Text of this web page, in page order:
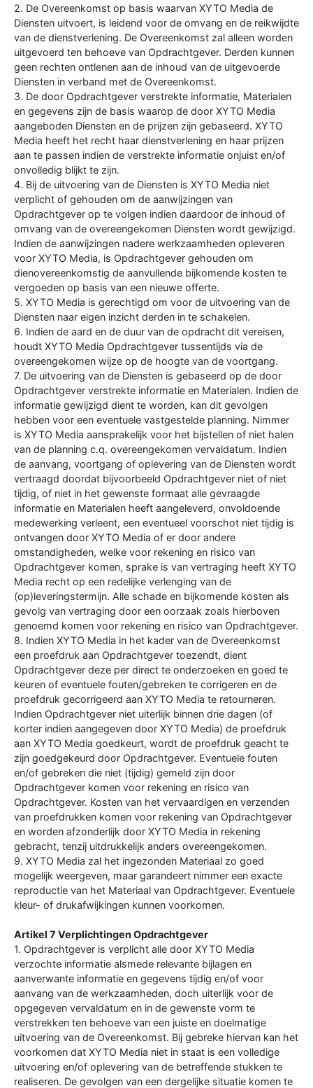
2. De Overeenkomst op basis waarvan XYTO Media de
Diensten uitvoert, is leidend voor de omvang en de reikwijdte
van de dienstverlening. De Overeenkomst zal alleen worden
uitgevoerd ten behoeve van Opdrachtgever. Derden kunnen
geen rechten ontlenen aan de inhoud van de uitgevoerde
Diensten in verband met de Overeenkomst.
3. De door Opdrachtgever verstrekte informatie, Materialen
en gegevens zijn de basis waarop de door XYTO Media
aangeboden Diensten en de prijzen zijn gebaseerd. XYTO
Media heeft het recht haar dienstverlening en haar prijzen
aan te passen indien de verstrekte informatie onjuist en/of
onvolledig blijkt te zijn.
4. Bij de uitvoering van de Diensten is XYTO Media niet
verplicht of gehouden om de aanwijzingen van
Opdrachtgever op te volgen indien daardoor de inhoud of
omvang van de overeengekomen Diensten wordt gewijzigd.
Indien de aanwijzingen nadere werkzaamheden opleveren
voor XYTO Media, is Opdrachtgever gehouden om
dienovereenkomstig de aanvullende bijkomende kosten te
vergoeden op basis van een nieuwe offerte.
5. XYTO Media is gerechtigd om voor de uitvoering van de
Diensten naar eigen inzicht derden in te schakelen.
6. Indien de aard en de duur van de opdracht dit vereisen,
houdt XYTO Media Opdrachtgever tussentijds via de
overeengekomen wijze op de hoogte van de voortgang.
7. De uitvoering van de Diensten is gebaseerd op de door
Opdrachtgever verstrekte informatie en Materialen. Indien de
informatie gewijzigd dient te worden, kan dit gevolgen
hebben voor een eventuele vastgestelde planning. Nimmer
is XYTO Media aansprakelijk voor het bijstellen of niet halen
van de planning c.q. overeengekomen vervaldatum. Indien
de aanvang, voortgang of oplevering van de Diensten wordt
vertraagd doordat bijvoorbeeld Opdrachtgever niet of niet
tijdig, of niet in het gewenste formaat alle gevraagde
informatie en Materialen heeft aangeleverd, onvoldoende
medewerking verleent, een eventueel voorschot niet tijdig is
ontvangen door XYTO Media of er door andere
omstandigheden, welke voor rekening en risico van
Opdrachtgever komen, sprake is van vertraging heeft XYTO
Media recht op een redelijke verlenging van de
(op)leveringstermijn. Alle schade en bijkomende kosten als
gevolg van vertraging door een oorzaak zoals hierboven
genoemd komen voor rekening en risico van Opdrachtgever.
8. Indien XYTO Media in het kader van de Overeenkomst
een proefdruk aan Opdrachtgever toezendt, dient
Opdrachtgever deze per direct te onderzoeken en goed te
keuren of eventuele fouten/gebreken te corrigeren en de
proefdruk gecorrigeerd aan XYTO Media te retourneren.
Indien Opdrachtgever niet uiterlijk binnen drie dagen (of
korter indien aangegeven door XYTO Media) de proefdruk
aan XYTO Media goedkeurt, wordt de proefdruk geacht te
zijn goedgekeurd door Opdrachtgever. Eventuele fouten
en/of gebreken die niet (tijdig) gemeld zijn door
Opdrachtgever komen voor rekening en risico van
Opdrachtgever. Kosten van het vervaardigen en verzenden
van proefdrukken komen voor rekening van Opdrachtgever
en worden afzonderlijk door XYTO Media in rekening
gebracht, tenzij uitdrukkelijk anders overeengekomen.
9. XYTO Media zal het ingezonden Materiaal zo goed
mogelijk weergeven, maar garandeert nimmer een exacte
reproductie van het Materiaal van Opdrachtgever. Eventuele
kleur- of drukafwijkingen kunnen voorkomen.
Artikel 7 Verplichtingen Opdrachtgever
1. Opdrachtgever is verplicht alle door XYTO Media
verzochte informatie alsmede relevante bijlagen en
aanverwante informatie en gegevens tijdig en/of voor
aanvang van de werkzaamheden, doch uiterlijk voor de
opgegeven vervaldatum en in de gewenste vorm te
verstrekken ten behoeve van een juiste en doelmatige
uitvoering van de Overeenkomst. Bij gebreke hiervan kan het
voorkomen dat XYTO Media niet in staat is een volledige
uitvoering en/of oplevering van de betreffende stukken te
realiseren. De gevolgen van een dergelijke situatie komen te